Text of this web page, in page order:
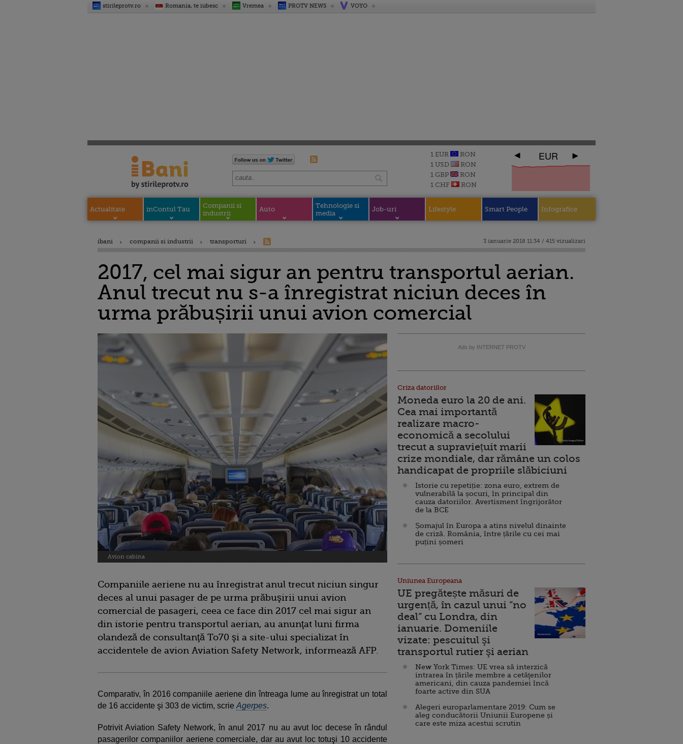
stirileprotv.ro Romania, te iubesc Vremea PROTV NEWS VOYO
1 EUR
RON
1 USD
RON
1 GBP
RON
1 CHF
RON
EUR
Actualitate inContul Tau
Companii si
industrii
Auto
Tehnologie si
media
Job-uri Lifestyle Smart People Infografice
ibani companii si industrii transporturi 3 ianuarie 2018 11:34 / 415 vizualizari
2017, cel mai sigur an pentru transportul aerian.
Anul trecut nu s-a înregistrat niciun deces în
urma prăbușirii unui avion comercial
Avion cabina
Companiile aeriene nu au înregistrat anul trecut niciun singur
deces al unui pasager de pe urma prăbuşirii unui avion
comercial de pasageri, ceea ce face din 2017 cel mai sigur an
din istorie pentru transportul aerian, au anunţat luni firma
olandeză de consultanţă To70 şi a site-ului specializat în
accidentele de avion Aviation Safety Network, informează AFP.
Comparativ, în 2016 companiile aeriene din întreaga lume au înregistrat un total
de 16 accidente şi 303 de victim, scrie Agerpes.
Potrivit Aviation Safety Network, în anul 2017 nu au avut loc decese în rândul
pasagerilor companiilor aeriene comerciale, dar au avut loc totuşi 10 accidente
Ads by INTERNET PROTV
Criza datoriilor
Moneda euro la 20 de ani.
Cea mai importantă
realizare macro-
economică a secolului
trecut a supraviețuit marii
crize mondiale, dar rămâne un colos
handicapat de propriile slăbiciuni
Istorie cu repetiție: zona euro, extrem de
vulnerabilă la șocuri, în principal din
cauza datoriilor. Avertisment îngrijorător
de la BCE
Șomajul în Europa a atins nivelul dinainte
de criză. România, între țările cu cei mai
puțini șomeri
Uniunea Europeana
UE pregătește măsuri de
urgență, în cazul unui ”no
deal” cu Londra, din
ianuarie. Domeniile
vizate: pescuitul şi
transportul rutier şi aerian
New York Times: UE vrea să interzică
intrarea în țările membre a cetăţenilor
americani, din cauza pandemiei încă
foarte active din SUA
Alegeri europarlamentare 2019: Cum se
aleg conducătorii Uniunii Europene și
care este miza acestui scrutin